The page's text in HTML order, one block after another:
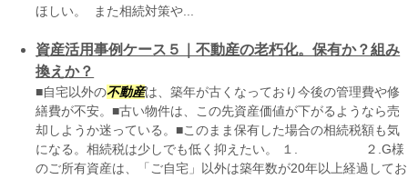
ほしい。 また相続対策や...
資産活用事例ケース５｜不動産の老朽化。保有か？組み
換えか？
■自宅以外の不動産は、築年が古くなっており今後の管理費や修
繕費が不安。■古い物件は、この先資産価値が下がるようなら売
却しようか迷っている。■このまま保有した場合の相続税額も気
になる。相続税は少しでも低く抑えたい。 １. ２.G様
のご所有資産は、「ご自宅」以外は築年数が20年以上経過してお